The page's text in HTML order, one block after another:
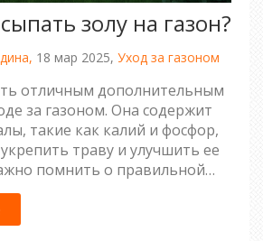
золу на газон?
18 мар 2025, Уход за газоном
отличным дополнительным
за газоном. Она содержит
такие как калий и фосфор,
траву и улучшить ее
помнить о правильной
учитывать тип
того, как использовать
перегрузки почвы и